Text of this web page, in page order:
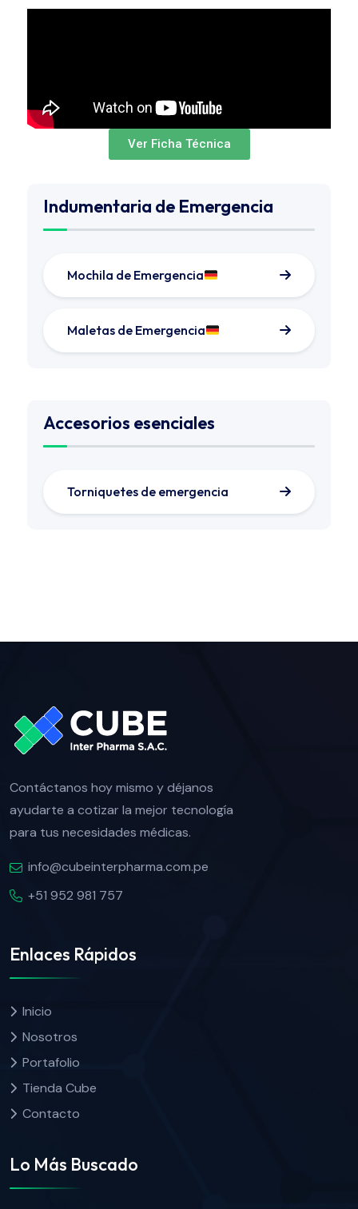
Indumentaria de Emergencia
Mochila de Emergencia
Maletas de Emergencia
Accesorios esenciales
Torniquetes de emergencia
Ver Ficha Técnica
Contáctanos hoy mismo y déjanos
ayudarte a cotizar la mejor tecnología
para tus necesidades médicas.
info@cubeinterpharma.com.pe
+51 952 981 757
Enlaces Rápidos
Inicio
Nosotros
Portafolio
Tienda Cube
Contacto
Lo Más Buscado